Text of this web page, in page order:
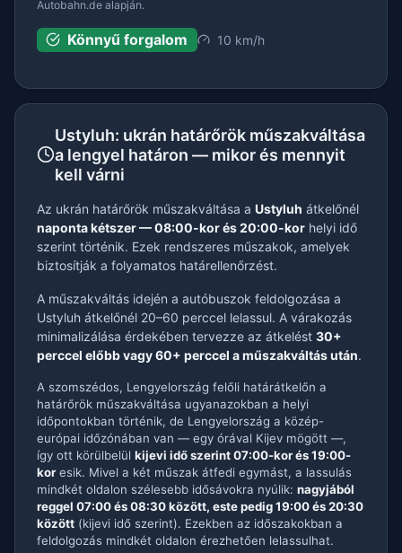
Autobahn.de alapján.
Könnyű forgalom 10 km/h
Ustyluh: ukrán határőrök műszakváltása
a lengyel határon — mikor és mennyit
kell várni
Az ukrán határőrök műszakváltása a Ustyluh átkelőnél
naponta kétszer — 08:00-kor és 20:00-kor helyi idő
szerint történik. Ezek rendszeres műszakok, amelyek
biztosítják a folyamatos határellenőrzést.
A műszakváltás idején a autóbuszok feldolgozása a
Ustyluh átkelőnél 20–60 perccel lelassul. A várakozás
minimalizálása érdekében tervezze az átkelést 30+
perccel előbb vagy 60+ perccel a műszakváltás után.
A szomszédos, Lengyelország felőli határátkelőn a
határőrök műszakváltása ugyanazokban a helyi
időpontokban történik, de Lengyelország a közép-
európai időzónában van — egy órával Kijev mögött —,
így ott körülbelül kijevi idő szerint 07:00-kor és 19:00-
koresik. Mivel a két műszak átfedi egymást, a lassulás
mindkét oldalon szélesebb idősávokra nyúlik: nagyjából
reggel 07:00 és 08:30 között, este pedig 19:00 és 20:30
között (kijevi idő szerint). Ezekben az időszakokban a
feldolgozás mindkét oldalon érezhetően lelassulhat.